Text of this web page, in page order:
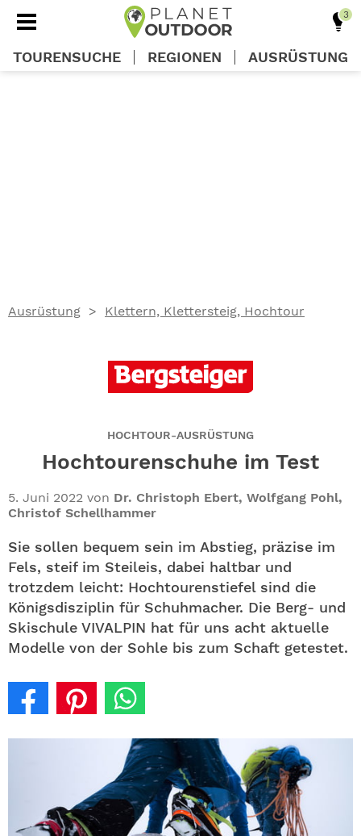
Ausrüstung Klettern, Klettersteig, Hochtour
HOCHTOUR-AUSRÜSTUNG
Hochtourenschuhe im Test
5. Juni 2022 von Dr. Christoph Ebert, Wolfgang Pohl,
Christof Schellhammer
Sie sollen bequem sein im Abstieg, präzise im
Fels, steif im Steileis, dabei haltbar und
trotzdem leicht: Hochtourenstiefel sind die
Königsdisziplin für Schuhmacher. Die Berg- und
Skischule VIVALPIN hat für uns acht aktuelle
Modelle von der Sohle bis zum Schaft getestet.
TOURENSUCHE REGIONEN AUSRÜSTUNG
NEWSLETTER
ALLE THEMEN
SHOP